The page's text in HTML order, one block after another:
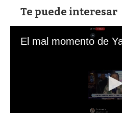
Te puede interesar